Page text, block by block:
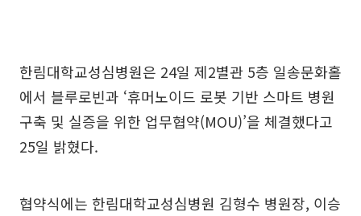
한림대학교성심병원은 24일 제2별관 5층 일송문화홀
에서 블루로빈과 ‘휴머노이드 로봇 기반 스마트 병원
구축 및 실증을 위한 업무협약(MOU)’을 체결했다고
25일 밝혔다.
협약식에는 한림대학교성심병원 김형수 병원장, 이승